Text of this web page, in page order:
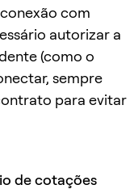
com
autorizar a
(como o
sempre
para evitar
de cotações